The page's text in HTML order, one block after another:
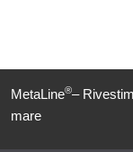
MetaLine®–
mare